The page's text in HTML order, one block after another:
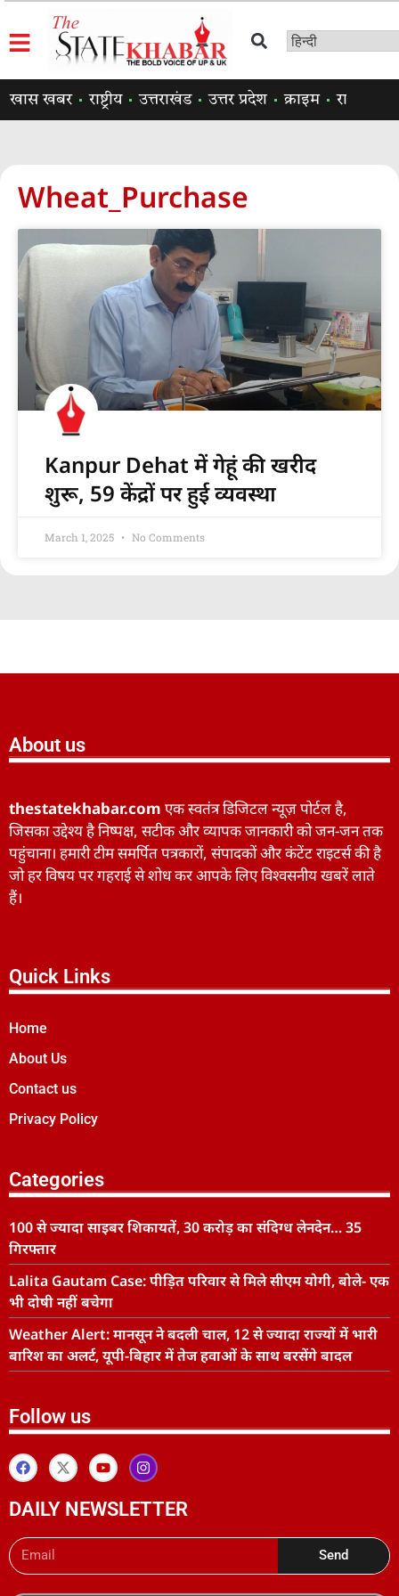
खास खबर राष्ट्रीय उत्तराखंड उत्तर प्रदेश क्राइम राजनीति
Wheat_Purchase
Kanpur Dehat में गेहूं की खरीद
शुरू, 59 केंद्रों पर हुई व्यवस्था
March 1, 2025 No Comments
About us
thestatekhabar.com एक स्वतंत्र डिजिटल न्यूज़ पोर्टल है,
जिसका उद्देश्य है निष्पक्ष, सटीक और व्यापक जानकारी को जन-जन तक
पहुंचाना। हमारी टीम समर्पित पत्रकारों, संपादकों और कंटेंट राइटर्स की है
जो हर विषय पर गहराई से शोध कर आपके लिए विश्वसनीय खबरें लाते
हैं।
Quick Links
Home
About Us
Contact us
Privacy Policy
Categories
100 से ज्यादा साइबर शिकायतें, 30 करोड़ का संदिग्ध लेनदेन… 35
गिरफ्तार
Lalita Gautam Case: पीड़ित परिवार से मिले सीएम योगी, बोले- एक
भी दोषी नहीं बचेगा
Weather Alert: मानसून ने बदली चाल, 12 से ज्यादा राज्यों में भारी
बारिश का अलर्ट, यूपी-बिहार में तेज हवाओं के साथ बरसेंगे बादल
Follow us
DAILY NEWSLETTER
Send